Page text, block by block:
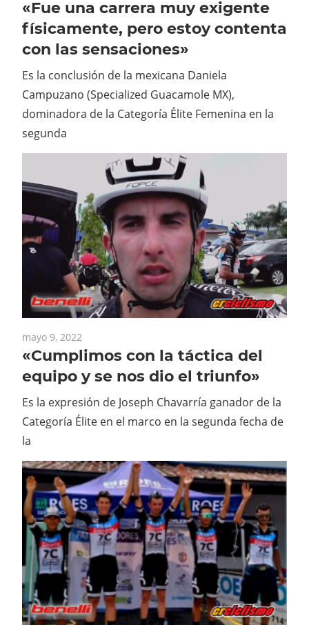
«Fue una carrera muy exigente
físicamente, pero estoy contenta
con las sensaciones»
Es la conclusión de la mexicana Daniela
Campuzano (Specialized Guacamole MX),
dominadora de la Categoría Élite Femenina en la
segunda
mayo 9, 2022
«Cumplimos con la táctica del
equipo y se nos dio el triunfo»
Es la expresión de Joseph Chavarría ganador de la
Categoría Élite en el marco en la segunda fecha de
la